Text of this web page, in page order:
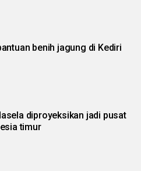
benih jagung di Kediri
diproyeksikan jadi pusat
timur